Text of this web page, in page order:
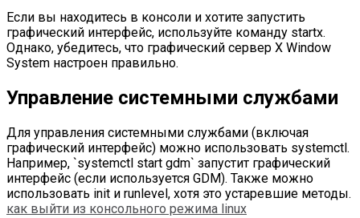
Если вы находитесь в консоли и хотите запустить
графический интерфейс, используйте команду startx.
Однако, убедитесь, что графический сервер X Window
System настроен правильно.
Управление системными службами
Для управления системными службами (включая
графический интерфейс) можно использовать systemctl.
Например, `systemctl start gdm` запустит графический
интерфейс (если используется GDM). Также можно
использовать init и runlevel, хотя это устаревшие методы.
как выйти из консольного режима linux